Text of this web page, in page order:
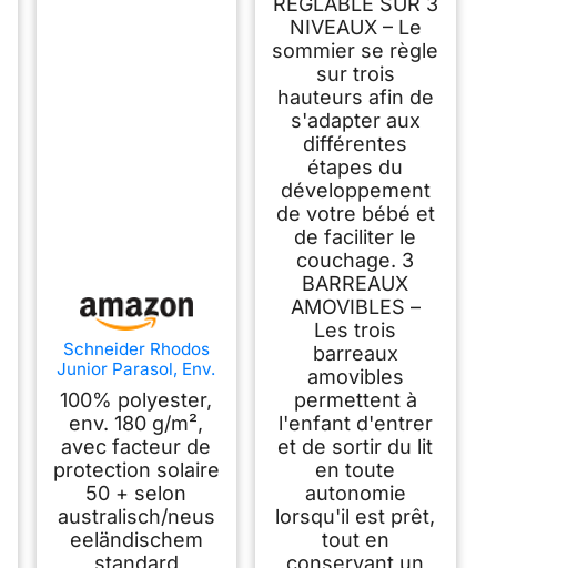
Schneider Rhodos
Junior Parasol, Env.
270 x 270 cm, 8
pièces, carré 340 x
270 x 240 cm
Naturel
100% polyester,
env. 180 g/m²,
avec facteur de
protection solaire
50 + selon
australisch/neus
eeländischem
standard
NIVEAUX – Le
sommier se règle
sur trois
hauteurs afin de
s'adapter aux
différentes
étapes du
développement
de votre bébé et
de faciliter le
couchage. 3
BARREAUX
AMOVIBLES –
Les trois
barreaux
amovibles
permettent à
l'enfant d'entrer
et de sortir du lit
en toute
autonomie
lorsqu'il est prêt,
tout en
conservant un